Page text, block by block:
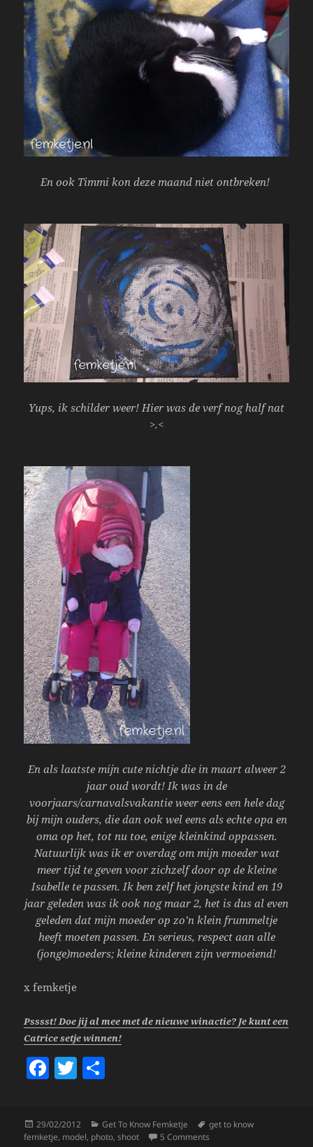
En ook Timmi kon deze maand niet ontbreken!
Yups, ik schilder weer! Hier was de verf nog half nat
>.<
En als laatste mijn cute nichtje die in maart alweer 2
jaar oud wordt! Ik was in de
voorjaars/carnavalsvakantie weer eens een hele dag
bij mijn ouders, die dan ook wel eens als echte opa en
oma op het, tot nu toe, enige kleinkind oppassen.
Natuurlijk was ik er overdag om mijn moeder wat
meer tijd te geven voor zichzelf door op de kleine
Isabelle te passen. Ik ben zelf het jongste kind en 19
jaar geleden was ik ook nog maar 2, het is dus al even
geleden dat mijn moeder op zo’n klein frummeltje
heeft moeten passen. En serieus, respect aan alle
(jonge)moeders; kleine kinderen zijn vermoeiend!
x femketje
Psssst! Doe jij al mee met de nieuwe winactie? Je kunt een
Catrice setje winnen!
F
e
T
erre
Posted
on
29/02/2012 Categories
Get To Know Femketje Tags
get to know
femketje, model, photo,shoot 5 Comments